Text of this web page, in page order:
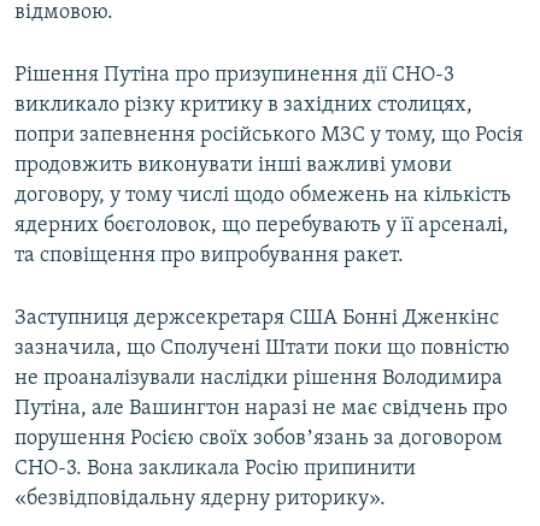
відмовою.
Рішення Путіна про призупинення дії СНО-3
викликало різку критику в західних столицях,
попри запевнення російського МЗС у тому, що Росія
продовжить виконувати інші важливі умови
договору, у тому числі щодо обмежень на кількість
ядерних боєголовок, що перебувають у її арсеналі,
та сповіщення про випробування ракет.
Заступниця держсекретаря США Бонні Дженкінс
зазначила, що Сполучені Штати поки що повністю
не проаналізували наслідки рішення Володимира
Путіна, але Вашингтон наразі не має свідчень про
порушення Росією своїх зобовʼязань за договором
СНО-3. Вона закликала Росію припинити
«безвідповідальну ядерну риторику».